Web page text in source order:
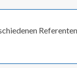
Referenten